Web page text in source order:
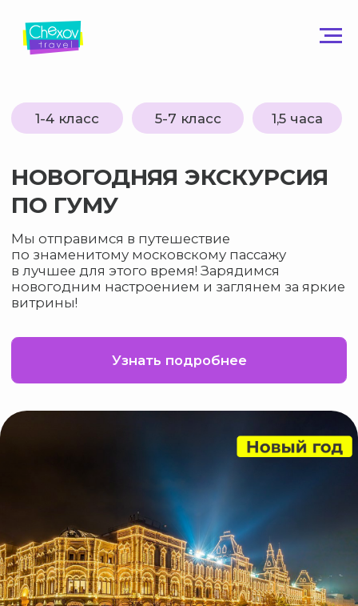
Мы отправимся в путешествие
по знаменитому московскому пассажу
новогодним настроением и заглянем за яркие
витрины!
НОВОГОДНЯЯ ЭКСКУРСИЯ
Узнать подробнее